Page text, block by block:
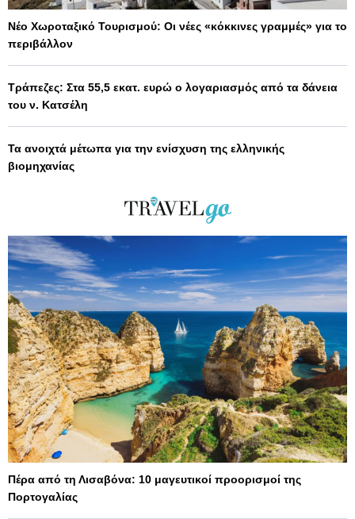
Νέο Χωροταξικό Τουρισμού: Οι νέες «κόκκινες γραμμές» για το
περιβάλλον
Τράπεζες: Στα 55,5 εκατ. ευρώ ο λογαριασμός από τα δάνεια
του ν. Κατσέλη
Τα ανοιχτά μέτωπα για την ενίσχυση της ελληνικής
βιομηχανίας
Πέρα από τη Λισαβόνα: 10 μαγευτικοί προορισμοί της
Πορτογαλίας